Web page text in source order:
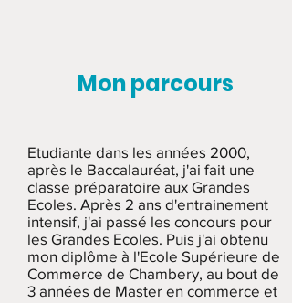
Mon parcours
Etudiante dans les années 2000,
après le Baccalauréat, j'ai fait une
classe préparatoire aux Grandes
Ecoles. Après 2 ans d'entrainement
intensif, j'ai passé les concours pour
les Grandes Ecoles. Puis j'ai obtenu
mon diplôme à l'Ecole Supérieure de
Commerce de Chambery, au bout de
3 années de Master en commerce et